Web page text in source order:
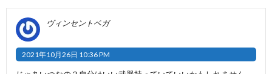
ヴィンセントベガ
2021年10月26日 10:36 PM